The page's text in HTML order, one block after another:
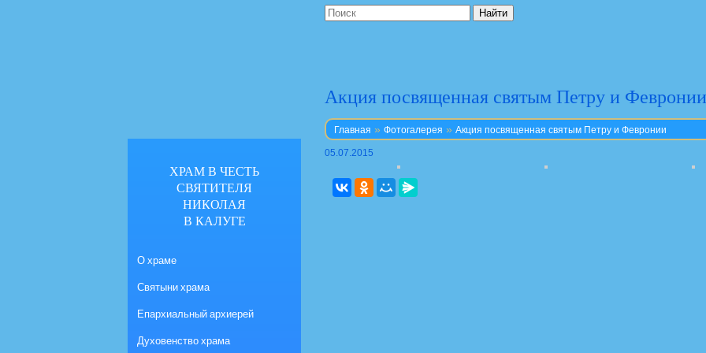
Акция посвященная святым Петру и Февронии
Главная » Фотогалерея » Акция посвященная святым Петру и Февронии
05.07.2015
ХРАМ В ЧЕСТЬ
СВЯТИТЕЛЯ
НИКОЛАЯ
В КАЛУГЕ
О храме
Святыни храма
Епархиальный архиерей
Духовенство храма